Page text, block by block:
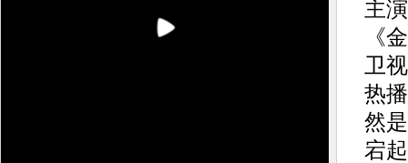
主
《
卫
热
然
宕